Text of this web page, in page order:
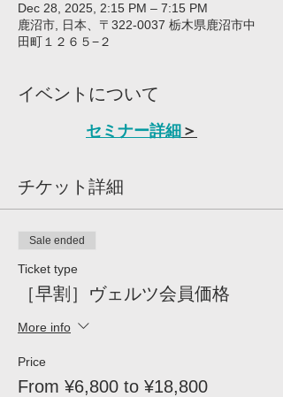
Dec 28, 2025, 2:15 PM – 7:15 PM
鹿沼市, 日本、〒322-0037 栃木県鹿沼市中
田町１２６５−２
イベントについて
セミナー詳細 ＞
チケット詳細
Sale ended
Ticket type
［早割］ヴェルツ会員価格
More info
Price
From ¥6,800 to ¥18,800